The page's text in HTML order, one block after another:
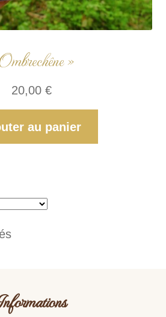
»
20,00 €
au panier